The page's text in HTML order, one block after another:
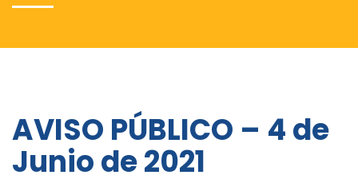
AVISO PÚBLICO – 4 de
Junio de 2021